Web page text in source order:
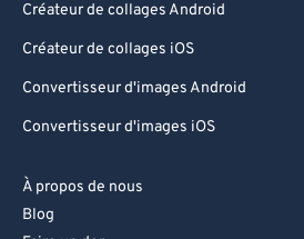
Créateur de collages Android
Créateur de collages iOS
Convertisseur d'images Android
Convertisseur d'images iOS
À propos de nous
Blog